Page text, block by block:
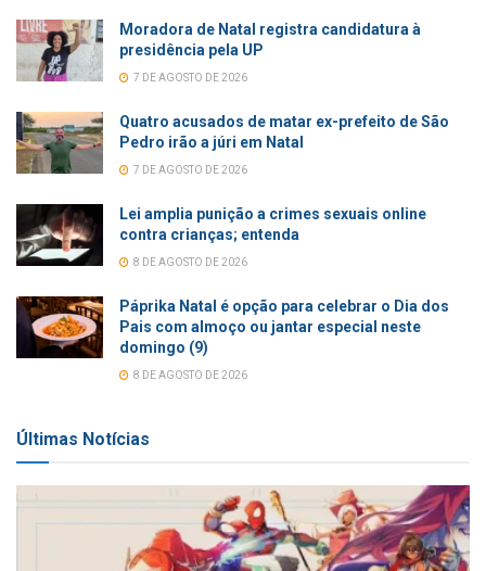
Moradora de Natal registra candidatura à
presidência pela UP
7 DE AGOSTO DE 2026
Quatro acusados de matar ex-prefeito de São
Pedro irão a júri em Natal
7 DE AGOSTO DE 2026
Lei amplia punição a crimes sexuais online
contra crianças; entenda
8 DE AGOSTO DE 2026
Páprika Natal é opção para celebrar o Dia dos
Pais com almoço ou jantar especial neste
domingo (9)
8 DE AGOSTO DE 2026
Últimas Notícias